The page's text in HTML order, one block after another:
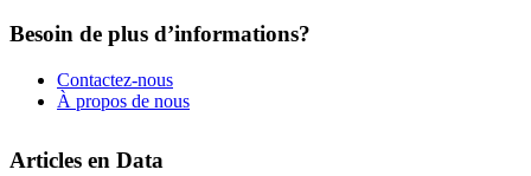
Besoin de plus d’informations?
Contactez-nous
À propos de nous
Articles en Data